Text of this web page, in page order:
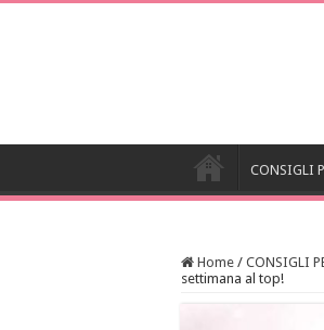
CONSIGLI
Home / CONSIGLI
settimana al top!